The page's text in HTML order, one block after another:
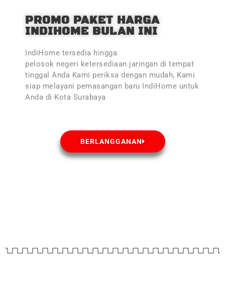
PROMO PAKET HARGA
INDIHOME BULAN INI
IndiHome tersedia hingga
pelosok negeri ketersediaan jaringan di tempat
tinggal Anda Kami periksa dengan mudah, Kami
siap melayani pemasangan baru IndiHome untuk
Anda di Kota Surabaya
BERLANGGANAN